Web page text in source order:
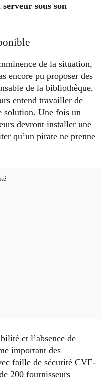
serveur sous son
de la situation,
encore pu proposer des
de la bibliothèque,
entend travailler de
solution. Une fois un
devront installer une
qu’un pirate ne prenne
et l’absence de
important des
faille de sécurité CVE-
200 fournisseurs